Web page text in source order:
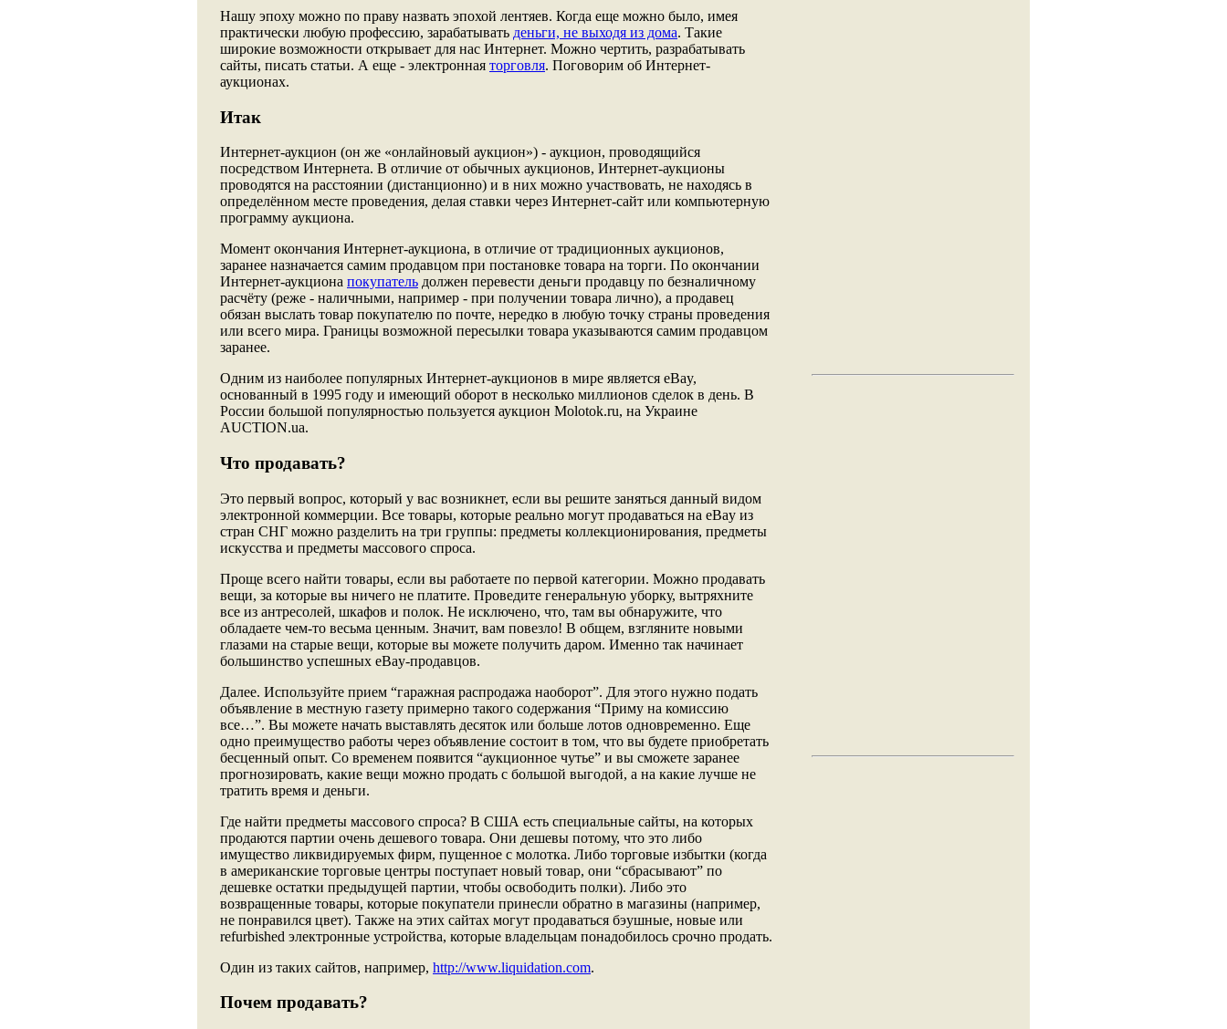
Нашу эпоху можно по праву назвать эпохой лентяев. Когда еще можно было, имея
практически любую профессию, зарабатывать деньги, не выходя из дома. Такие
широкие возможности открывает для нас Интернет. Можно чертить, разрабатывать
сайты, писать статьи. А еще - электронная торговля. Поговорим об Интернет-
аукционах.
Итак
Интернет-аукцион (он же «онлайновый аукцион») - аукцион, проводящийся
посредством Интернета. В отличие от обычных аукционов, Интернет-аукционы
проводятся на расстоянии (дистанционно) и в них можно участвовать, не находясь в
определённом месте проведения, делая ставки через Интернет-сайт или компьютерную
программу аукциона.
Момент окончания Интернет-аукциона, в отличие от традиционных аукционов,
заранее назначается самим продавцом при постановке товара на торги. По окончании
Интернет-аукциона покупатель должен перевести деньги продавцу по безналичному
расчёту (реже - наличными, например - при получении товара лично), а продавец
обязан выслать товар покупателю по почте, нередко в любую точку страны проведения
или всего мира. Границы возможной пересылки товара указываются самим продавцом
заранее.
Одним из наиболее популярных Интернет-аукционов в мире является eBay,
основанный в 1995 году и имеющий оборот в несколько миллионов сделок в день. В
России большой популярностью пользуется аукцион Molotok.ru, на Украине
AUCTION.ua.
Что продавать?
Это первый вопрос, который у вас возникнет, если вы решите заняться данный видом
электронной коммерции. Все товары, которые реально могут продаваться на eBay из
стран СНГ можно разделить на три группы: предметы коллекционирования, предметы
искусства и предметы массового спроса.
Проще всего найти товары, если вы работаете по первой категории. Можно продавать
вещи, за которые вы ничего не платите. Проведите генеральную уборку, вытряхните
все из антресолей, шкафов и полок. Не исключено, что, там вы обнаружите, что
обладаете чем-то весьма ценным. Значит, вам повезло! В общем, взгляните новыми
глазами на старые вещи, которые вы можете получить даром. Именно так начинает
большинство успешных eBay-продавцов.
Далее. Используйте прием “гаражная распродажа наоборот”. Для этого нужно подать
объявление в местную газету примерно такого содержания “Приму на комиссию
все…”. Вы можете начать выставлять десяток или больше лотов одновременно. Еще
одно преимущество работы через объявление состоит в том, что вы будете приобретать
бесценный опыт. Со временем появится “аукционное чутье” и вы сможете заранее
прогнозировать, какие вещи можно продать с большой выгодой, а на какие лучше не
тратить время и деньги.
Где найти предметы массового спроса? В США есть специальные сайты, на которых
продаются партии очень дешевого товара. Они дешевы потому, что это либо
имущество ликвидируемых фирм, пущенное с молотка. Либо торговые избытки (когда
в американские торговые центры поступает новый товар, они “сбрасывают” по
дешевке остатки предыдущей партии, чтобы освободить полки). Либо это
возвращенные товары, которые покупатели принесли обратно в магазины (например,
не понравился цвет). Также на этих сайтах могут продаваться бэушные, новые или
refurbished электронные устройства, которые владельцам понадобилось срочно продать.
Один из таких сайтов, например, http://www.liquidation.com.
Почем продавать?